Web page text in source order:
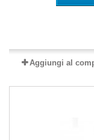
Aggiungi al